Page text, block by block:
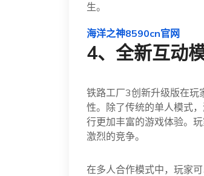
生。
海洋之神8590cn官网
4、全新互动
铁路工厂3创新升级版在玩
性。除了传统的单人模式
行更加丰富的游戏体验。
激烈的竞争。
在多人合作模式中，玩家